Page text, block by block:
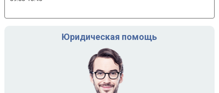
Юридическая помощь